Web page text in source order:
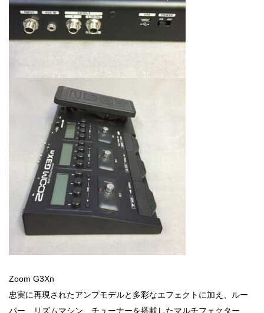
Zoom G3Xn
忠実に再現されたアンプモデルと多彩なエフェクトに加え、ルー
パー、リズムマシン、チューナーを搭載したマルチフェクター